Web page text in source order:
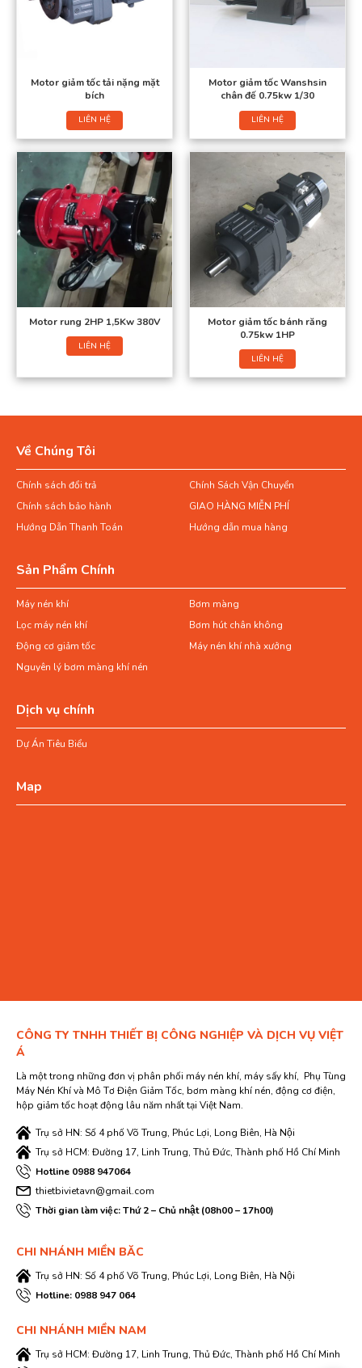
Motor giảm tốc tải nặng mặt
bích
LIÊN HỆ
Motor giảm tốc Wanshsin
chân đế 0.75kw 1/30
LIÊN HỆ
Motor rung 2HP 1,5Kw 380V
LIÊN HỆ
Motor giảm tốc bánh răng
0.75kw 1HP
LIÊN HỆ
Về Chúng Tôi
Chính sách đổi trả
Chính Sách Vận Chuyển
Chính sách bảo hành
GIAO HÀNG MIỄN PHÍ
Hướng Dẫn Thanh Toán
Hướng dẫn mua hàng
Sản Phẩm Chính
Máy nén khí
Bơm màng
Lọc máy nén khí
Bơm hút chân không
Động cơ giảm tốc
Máy nén khí nhà xưởng
Nguyên lý bơm màng khí nén
Dịch vụ chính
Dự Án Tiêu Biểu
Map
CÔNG TY TNHH THIẾT BỊ CÔNG NGHIỆP VÀ DỊCH VỤ VIỆT
Á
Là một trong những đơn vị phân phối máy nén khí, máy sấy khí, Phụ Tùng
Máy Nén Khí và Mô Tơ Điện Giảm Tốc, bơm màng khí nén, động cơ điện,
hộp giảm tốc hoạt động lâu năm nhất tại Việt Nam.
Trụ sở HN: Số 4 phố Võ Trung, Phúc Lợi, Long Biên, Hà Nội
Trụ sở HCM: Đường 17, Linh Trung, Thủ Đức, Thành phố Hồ Chí Minh
Hotline 0988 947064
thietbivietavn@gmail.com
Thời gian làm việc: Thứ 2 – Chủ nhật (08h00 – 17h00)
CHI NHÁNH MIỀN BĂC
Trụ sở HN: Số 4 phố Võ Trung, Phúc Lợi, Long Biên, Hà Nội
Hotline: 0988 947 064
CHI NHÁNH MIỀN NAM
Trụ sở HCM: Đường 17, Linh Trung, Thủ Đức, Thành phố Hồ Chí Minh